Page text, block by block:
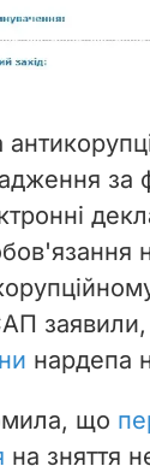
за
нардепа
що
на зняття